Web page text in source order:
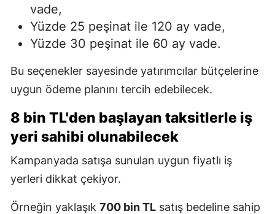
vade,
Yüzde 25 peşinat ile 120 ay vade,
Yüzde 30 peşinat ile 60 ay vade.
Bu seçenekler sayesinde yatırımcılar bütçelerine
uygun ödeme planını tercih edebilecek.
8 bin TL'den başlayan taksitlerle iş
yeri sahibi olunabilecek
Kampanyada satışa sunulan uygun fiyatlı iş
yerleri dikkat çekiyor.
Örneğin yaklaşık 700 bin TL satış bedeline sahip